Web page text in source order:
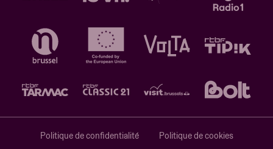
Politique de confidentialité Politique de cookies